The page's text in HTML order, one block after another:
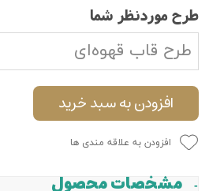
طرح موردنظر شما
طرح قاب قهوه‌ای
افزودن به سبد خرید
افزودن به علاقه مندی ها
مشخصات محصول